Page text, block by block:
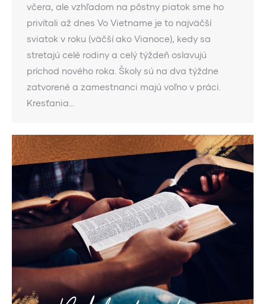
včera, ale vzhľadom na pôstny piatok sme ho
privítali až dnes Vo Vietname je to najväčší
sviatok v roku (väčší ako Vianoce), kedy sa
stretajú celé rodiny a celý týždeň oslavujú
príchod nového roka. Školy sú na dva týždne
zatvorené a zamestnanci majú voľno v práci.
Kresťania…